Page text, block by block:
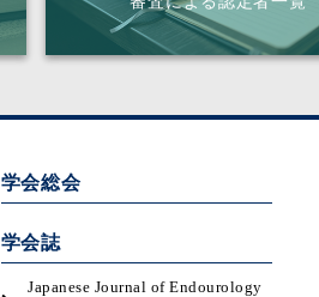
学会総会
学会誌
Japanese Journal of Endourology